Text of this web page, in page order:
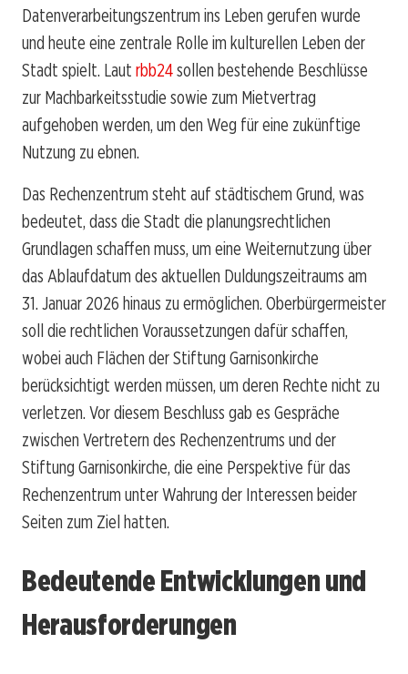
Datenverarbeitungszentrum ins Leben gerufen wurde
und heute eine zentrale Rolle im kulturellen Leben der
Stadt spielt. Laut rbb24sollen bestehende Beschlüsse
zur Machbarkeitsstudie sowie zum Mietvertrag
aufgehoben werden, um den Weg für eine zukünftige
Nutzung zu ebnen.
Das Rechenzentrum steht auf städtischem Grund, was
bedeutet, dass die Stadt die planungsrechtlichen
Grundlagen schaffen muss, um eine Weiternutzung über
das Ablaufdatum des aktuellen Duldungszeitraums am
31. Januar 2026 hinaus zu ermöglichen. Oberbürgermeister
soll die rechtlichen Voraussetzungen dafür schaffen,
wobei auch Flächen der Stiftung Garnisonkirche
berücksichtigt werden müssen, um deren Rechte nicht zu
verletzen. Vor diesem Beschluss gab es Gespräche
zwischen Vertretern des Rechenzentrums und der
Stiftung Garnisonkirche, die eine Perspektive für das
Rechenzentrum unter Wahrung der Interessen beider
Seiten zum Ziel hatten.
Bedeutende Entwicklungen und
Herausforderungen